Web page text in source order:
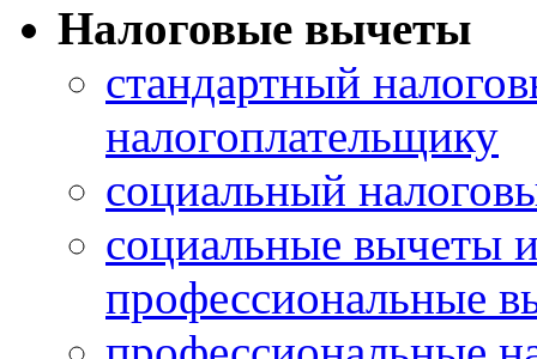
Налоговые вычеты
стандартный
налогоплательщику
социальный
социальные вычеты
профессиональные